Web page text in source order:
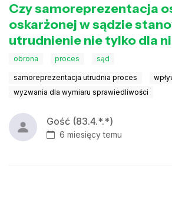
Czy samoreprezentacja
oskarżonej w sądzie
utrudnienie nie tylko dla
obrona proces sąd
samoreprezentacja utrudnia proces
wyzwania dla wymiaru sprawiedliwości
Gość (83.4.*.*)
6 miesięcy temu